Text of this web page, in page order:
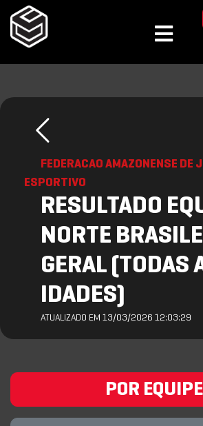
FEDERACAO AMAZONENSE DE
ESPORTIVO
RESULTADO
NORTE
GERAL (TODAS
IDADES)
ATUALIZADO EM 13/03/2026 12:03:29
POR EQUIPE